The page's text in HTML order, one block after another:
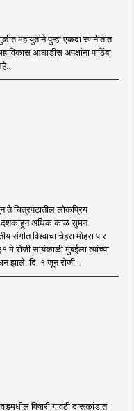
महायुतीने पुन्हा एकदा रणनीतीत
आघाडीस अपक्षांना पाठिंबा
ते चित्रपटातील लोकप्रिय
५ दशकांहून अधिक काळ सुमन
संगीत विश्वाचा चेहरा मोहरा पार
मे रोजी सायंकाळी मुंबईला त्यांच्या
झाले. दि. १ जून रोजी ..
विषारी गावठी दारूकांडात